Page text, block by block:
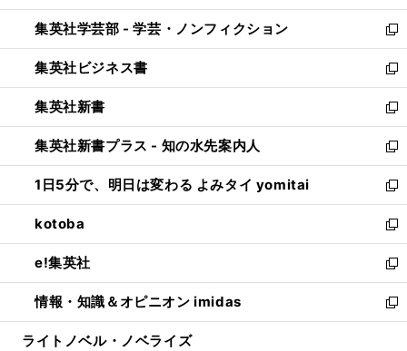
開
く
ウ
で
開
く
ン
ド
ウ
で
開
く
ウ
ィ
ン
ド
ウ
で
開
く
集英社学芸部 - 学芸・ノンフィクション
新
し
い
ウ
ィ
ン
ド
ウ
で
開
く
集英社ビジネス書
新
し
い
ウ
ィ
ン
ド
ウ
で
開
く
集英社新書
新
し
い
ウ
ィ
ン
ド
ウ
で
開
く
集英社新書プラス - 知の水先案内人
新
し
い
ウ
ィ
ン
ド
ウ
で
開
1日5分で、明日は変わる よみタイ yomitai
新
し
い
ウ
ィ
ン
ド
ウ
kotoba
新
し
い
ウ
ィ
ン
e!集英社
新
し
い
ウ
情報・知識＆オピニオン imidas
新
し
ライトノベル・ノベライズ